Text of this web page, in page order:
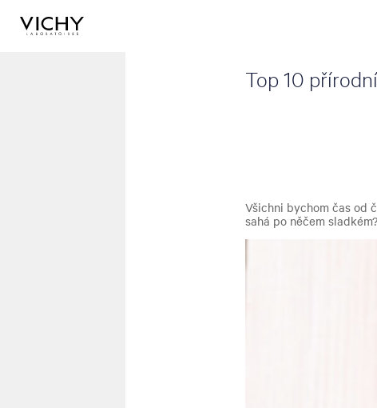
Top 10
Všichni bychom čas od
sahá po něčem sladkém?